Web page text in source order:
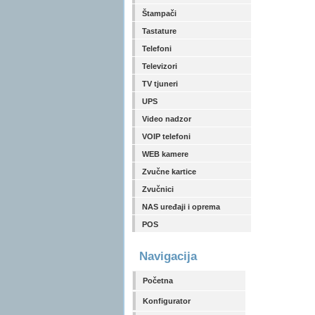
Štampači
Tastature
Telefoni
Televizori
TV tjuneri
UPS
Video nadzor
VOIP telefoni
WEB kamere
Zvučne kartice
Zvučnici
NAS uređaji i oprema
POS
Navigacija
Početna
Konfigurator